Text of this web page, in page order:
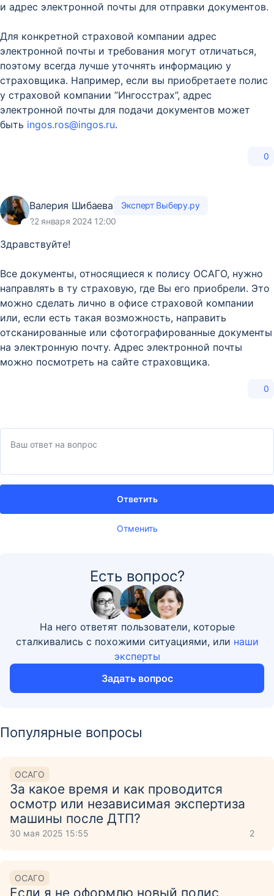
и адрес электронной почты для отправки документов.
Для конкретной страховой компании адрес
электронной почты и требования могут отличаться,
поэтому всегда лучше уточнять информацию у
страховщика. Например, если вы приобретаете полис
у страховой компании ”Ингосстрах”, адрес
электронной почты для подачи документов может
быть ingos.ros@ingos.ru.
0
Валерия Шибаева
Эксперт Выберу.ру
22 января 2024 12:00
Здравствуйте!
Все документы, относящиеся к полису ОСАГО, нужно
направлять в ту страховую, где Вы его приобрели. Это
можно сделать лично в офисе страховой компании
или, если есть такая возможность, направить
отсканированные или сфотографированные документы
на электронную почту. Адрес электронной почты
можно посмотреть на сайте страховщика.
0
Отменить
Ответить
Есть вопрос?
На него ответят пользователи, которые
сталкивались с похожими ситуациями, или наши
эксперты
Задать вопрос
Популярные вопросы
ОСАГО
За какое время и как проводится
осмотр или независимая экспертиза
машины после ДТП?
30 мая 2025 15:55 2
ОСАГО
Если я не оформлю новый полис